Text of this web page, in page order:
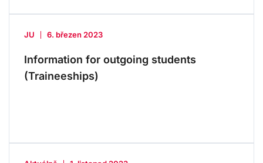
JU 6. březen 2023
Information for outgoing students
(Traineeships)